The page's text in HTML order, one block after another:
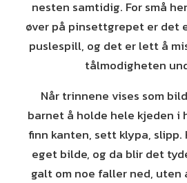
nesten samtidig. For små
øver på pinsettgrepet er det
puslespill, og det er lett å
tålmodigheten
Når trinnene vises som
barnet å holde hele kjeden i
finn kanten, sett klypa,
eget bilde, og da blir det
galt om noe faller ned, uten